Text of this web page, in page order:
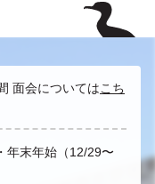
面会についてはこち
年末年始（12/29〜